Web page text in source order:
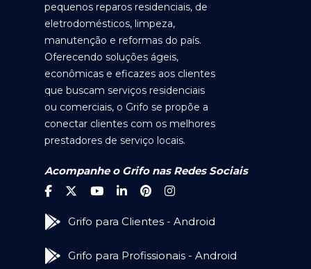
pequenos reparos residenciais, de
eletrodomésticos, limpeza,
manutenção e reformas do país.
Oferecendo soluções ágeis,
econômicas e eficazes aos clientes
que buscam serviços residenciais
ou comerciais, o Grifo se propõe a
conectar clientes com os melhores
prestadores de serviço locais.
Acompanhe o Grifo nas Redes Sociais
Grifo para Clientes - Android
Grifo para Profissionais - Android